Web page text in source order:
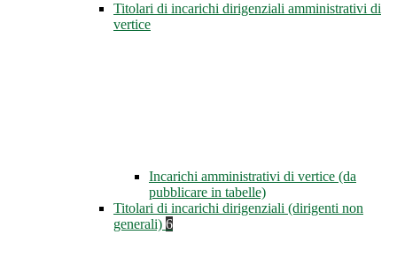
Titolari di incarichi dirigenziali amministrativi di
vertice
Incarichi amministrativi di vertice (da
pubblicare in tabelle)
Titolari di incarichi dirigenziali (dirigenti non
generali) 6